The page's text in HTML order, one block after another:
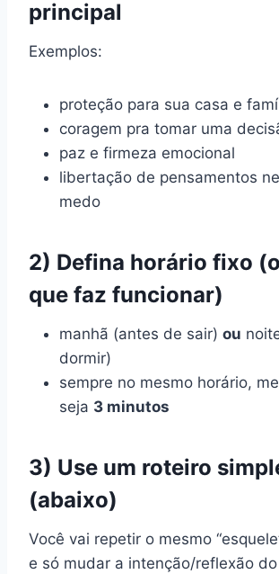
principal
Exemplos:
proteção para sua casa e
coragem pra tomar uma
paz e firmeza emocional
libertação de pensamentos
medo
2) Defina horário fixo
que faz funcionar)
manhã (antes de sair) ou
dormir)
sempre no mesmo horário,
seja 3 minutos
3) Use um roteiro
(abaixo)
Você vai repetir o mesmo
e só mudar a intenção/reflexão